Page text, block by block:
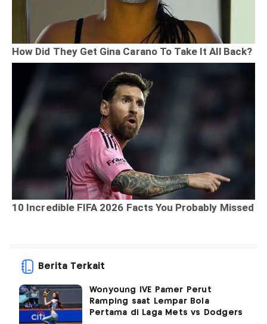
Berita Terkait
Wonyoung IVE Pamer Perut
Ramping saat Lempar Bola
Pertama di Laga Mets vs Dodgers